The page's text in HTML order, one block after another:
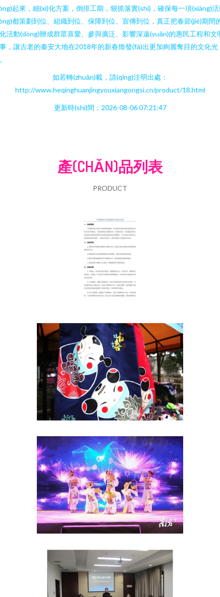
起來，細(xì)化方案，倒排工期，狠抓落實(shí)，確保每一項(xiàng)
都策劃到位、組織到位、保障到位、宣傳到位，真正把春節(jié)期間
活動(dòng)辦成群眾喜愛、參與廣泛、影響深遠(yuǎn)的惠民工程和文
，讓古老的秦安大地在2018年的新春煥發(fā)出更加絢麗奪目的文化光
如若轉(zhuǎn)載，請(qǐng)注明出處：
http://www.heqinghuanjingyouxiangongsi.cn/product/18.html
更新時(shí)間：2026-08-06 07:21:47
產(CHǍN)品列表
PRODUCT